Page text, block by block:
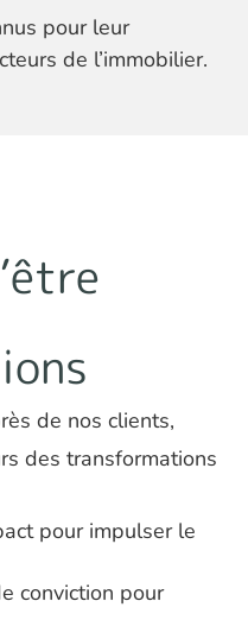
pour leur
de l’immobilier.
de nos clients,
des transformations
pour impulser le
conviction pour